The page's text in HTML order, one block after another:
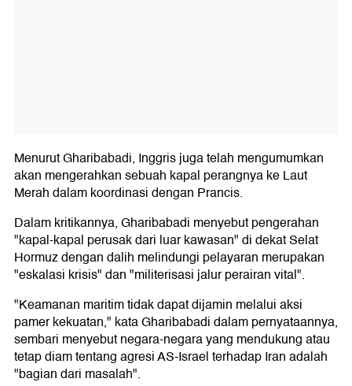
Menurut Gharibabadi, Inggris juga telah mengumumkan
akan mengerahkan sebuah kapal perangnya ke Laut
Merah dalam koordinasi dengan Prancis.
Dalam kritikannya, Gharibabadi menyebut pengerahan
"kapal-kapal perusak dari luar kawasan" di dekat Selat
Hormuz dengan dalih melindungi pelayaran merupakan
"eskalasi krisis" dan "militerisasi jalur perairan vital".
"Keamanan maritim tidak dapat dijamin melalui aksi
pamer kekuatan," kata Gharibabadi dalam pernyataannya,
sembari menyebut negara-negara yang mendukung atau
tetap diam tentang agresi AS-Israel terhadap Iran adalah
"bagian dari masalah".